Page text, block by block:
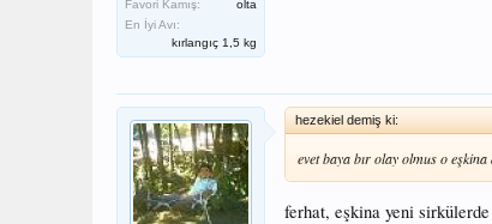
Favori Kamış:
olta
En İyi Avı:
kırlangıç 1,5 kg
hezekiel demiş ki:
evet baya bır olay olmus o
ferhat, eşkina yeni sirkülerde